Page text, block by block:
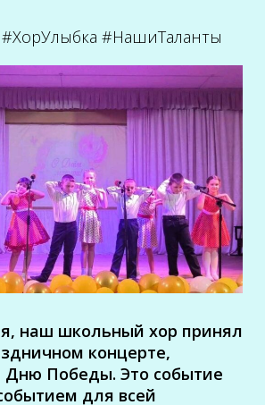
#ХорУлыбка #НашиТаланты
наш школьный хор принял
концерте,
Дню Победы. Это событие
для всей